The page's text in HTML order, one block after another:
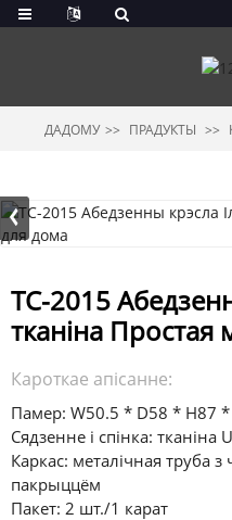
ДАДОМУ ПРАДУКТЫ
TC-2015
тканіна
Кароткае апісанне:
Памер: W50.5 * D58 * H87 *
Сядзенне і спінка: тканіна
Каркас: металічная труба
пакрыццём
Пакет: 2 шт./1 карат